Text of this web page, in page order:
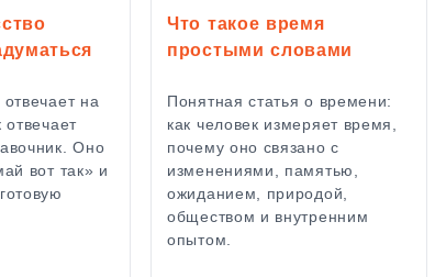
отвечает на
отвечает
Оно
вот так» и
Что такое время
простыми словами
Понятная статья о времени:
как человек измеряет время,
почему оно связано с
изменениями, памятью,
ожиданием, природой,
обществом и внутренним
опытом.